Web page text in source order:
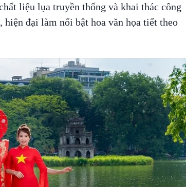
liệu lụa truyền thống và khai thác công
hiện đại làm nổi bật hoa văn họa tiết theo